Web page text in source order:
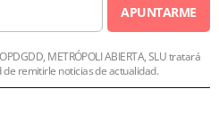
APUNTARME
METRÓPOLI ABIERTA, SLU tratará
remitirle noticias de actualidad.